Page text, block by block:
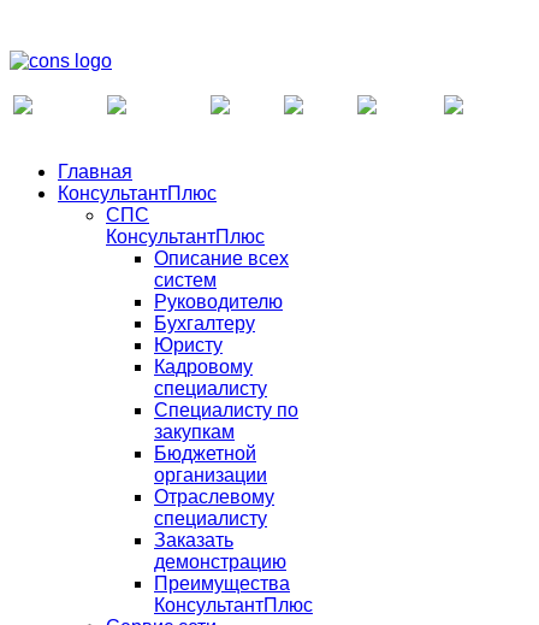
Главная
КонсультантПлюс
СПС
КонсультантПлюс
Описание всех
систем
Руководителю
Бухгалтеру
Юристу
Кадровому
специалисту
Специалисту по
закупкам
Бюджетной
организации
Отраслевому
специалисту
Заказать
демонстрацию
Преимущества
КонсультантПлюс